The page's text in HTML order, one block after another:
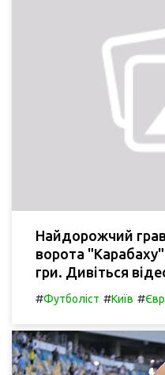
Найдорожчий
ворота
гри. Дивіться
#Футболіст #Київ #